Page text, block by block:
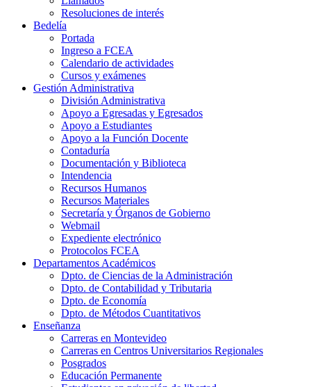
Resoluciones de interés
Bedelía
Portada
Ingreso a FCEA
Calendario de actividades
Cursos y exámenes
Gestión Administrativa
División Administrativa
Apoyo a Egresadas y Egresados
Apoyo a Estudiantes
Apoyo a la Función Docente
Contaduría
Documentación y Biblioteca
Intendencia
Recursos Humanos
Recursos Materiales
Secretaría y Órganos de Gobierno
Webmail
Expediente electrónico
Protocolos FCEA
Departamentos Académicos
Dpto. de Ciencias de la Administración
Dpto. de Contabilidad y Tributaria
Dpto. de Economía
Dpto. de Métodos Cuantitativos
Enseñanza
Carreras en Montevideo
Carreras en Centros Universitarios Regionales
Posgrados
Educación Permanente